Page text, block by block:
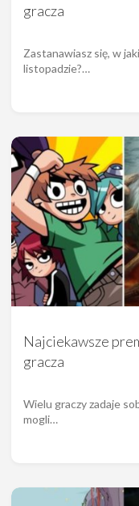
gracza
Zastanawiasz się, w
listopadzie?…
Najciekawsze
gracza
Wielu graczy zadaje
mogli…